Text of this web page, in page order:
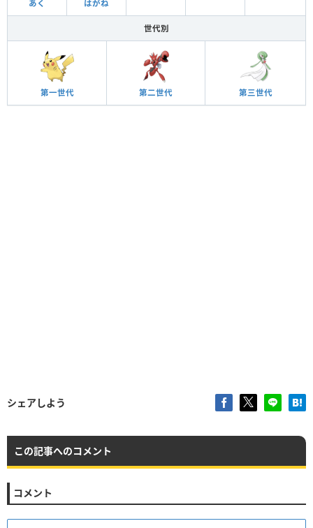
あく はがね
世代別
第一世代 第二世代 第三世代
シェアしよう
この記事へのコメント
コメント